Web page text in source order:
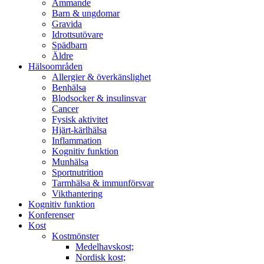
Ammande
Barn & ungdomar
Gravida
Idrottsutövare
Spädbarn
Äldre
Hälsoområden
Allergier & överkänslighet
Benhälsa
Blodsocker & insulinsvar
Cancer
Fysisk aktivitet
Hjärt-kärlhälsa
Inflammation
Kognitiv funktion
Munhälsa
Sportnutrition
Tarmhälsa & immunförsvar
Vikthantering
Kognitiv funktion
Konferenser
Kost
Kostmönster
Medelhavskost;
Nordisk kost;